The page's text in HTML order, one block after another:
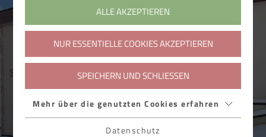
ALLE AKZEPTIEREN
NUR ESSENTIELLE COOKIES AKZEPTIEREN
SPEICHERN UND SCHLIESSEN
Mehr über die genutzten Cookies erfahren
Datenschutz